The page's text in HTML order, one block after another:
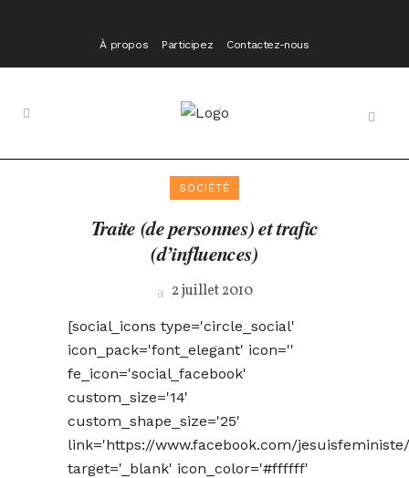
À propos Participez Contactez-nous
SOCIÉTÉ
Traite (de personnes) et trafic
(d’influences)
2 juillet 2010
[social_icons type='circle_social'
icon_pack='font_elegant' icon=''
fe_icon='social_facebook'
custom_size='14'
custom_shape_size='25'
link='https://www.facebook.com/
target='_blank' icon_color='#ffffff'